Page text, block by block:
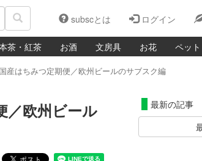
subscとは ログイン
茶・紅茶 お酒 文房具 お花 ペット
産はちみつ定期便／欧州ビールのサブスク編
／欧州ビール
最新の記事